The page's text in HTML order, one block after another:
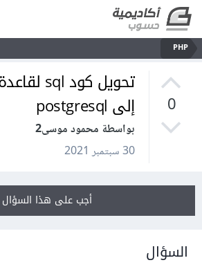
PHP
0
إلى postgresql
بواسطة محمود موسى2
30 سبتمبر 2021
أجب على هذا السؤال
السؤال